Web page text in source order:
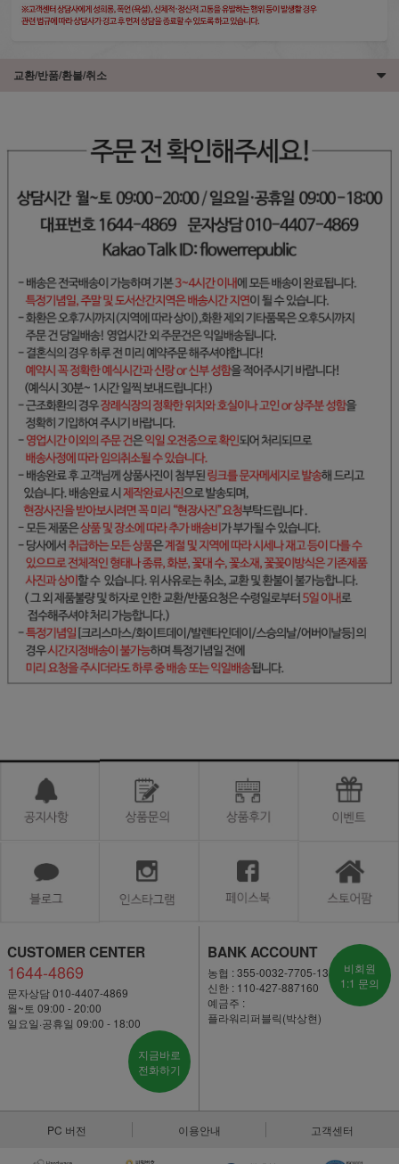
교환/반품/환불/취소
CUSTOMER CENTER
1644-4869
문자상담 010-4407-4869
월~토 09:00 - 20:00
일요일·공휴일 09:00 - 18:00
지금바로
전화하기
BANK ACCOUNT
농협 : 355-0032-7705-13
신한 : 110-427-887160
예금주 :
플라워리퍼블릭(박상현)
비회원
1:1 문의
PC 버전 이용안내 고객센터